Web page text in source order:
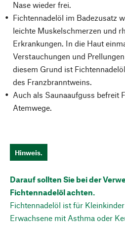
Nase wieder frei.
Fichtennadelöl im Badezusatz
leichte Muskelschmerzen und
Erkrankungen. In die Haut
Verstauchungen und
diesem Grund ist
des Franzbranntweins.
Auch als Saunaaufguss befreit
Atemwege.
Hinweis.
Darauf sollten Sie bei der
Fichtennadelöl achten.
Fichtennadelöl ist für
Erwachsene mit Asthma oder